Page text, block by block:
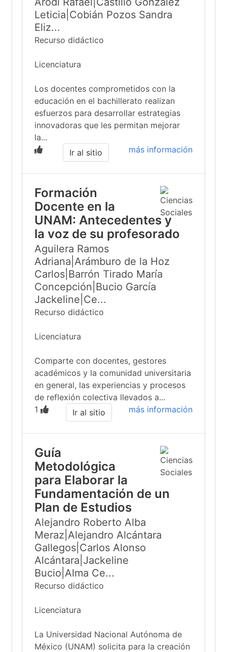
Leticia|Cobián Pozos Sandra
Eliz...
Recurso didáctico
Licenciatura
Los docentes comprometidos con la
educación en el bachillerato realizan
esfuerzos para desarrollar estrategias
innovadoras que les permitan mejorar
la...
más información
Ir al sitio
Formación
Docente en la
UNAM: Antecedentes y
la voz de su profesorado
Aguilera Ramos
Adriana|Arámburo de la Hoz
Carlos|Barrón Tirado María
Concepción|Bucio García
Jackeline|Ce...
Recurso didáctico
Licenciatura
Comparte con docentes, gestores
académicos y la comunidad universitaria
en general, las experiencias y procesos
de reflexión colectiva llevados a...
1
más información
Ir al sitio
Guía
Metodológica
para Elaborar la
Fundamentación de un
Plan de Estudios
Alejandro Roberto Alba
Meraz|Alejandro Alcántara
Gallegos|Carlos Alonso
Alcántara|Jackeline
Bucio|Alma Ce...
Recurso didáctico
Licenciatura
La Universidad Nacional Autónoma de
México (UNAM) solicita para la creación